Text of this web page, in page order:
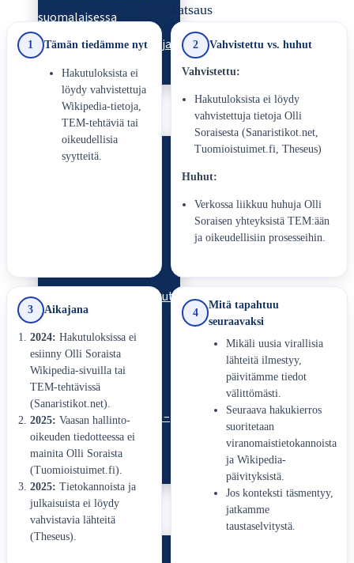
suomalaisessa
muotoilussa – Tekoäly ja
kestävyys
Mielipide
Onko Suomi unohtanut
kulttuurin arvon?
Vapaus ei tarkoita
välinpitämättömyyttä –
vastuullinen
yhteiskunta
Uutiset
Yleiskatsaus
1 Tämän tiedämme nyt
Hakutuloksista ei
löydy vahvistettuja
Wikipedia-tietoja,
TEM-tehtäviä tai
oikeudellisia
syytteitä.
2 Vahvistettu vs. huhut
Vahvistettu:
Hakutuloksista ei löydy
vahvistettuja tietoja Olli
Soraisesta (Sanaristikot.net,
Tuomioistuimet.fi, Theseus)
Huhut:
Verkossa liikkuu huhuja Olli
Soraisen yhteyksistä TEM:ään
ja oikeudellisiin prosesseihin.
3 Aikajana
2024: Hakutuloksissa ei
esiinny Olli Soraista
Wikipedia-sivuilla tai
TEM-tehtävissä
(Sanaristikot.net).
2025: Vaasan hallinto-
oikeuden tiedotteessa ei
mainita Olli Soraista
(Tuomioistuimet.fi).
2025: Tietokannoista ja
julkaisuista ei löydy
vahvistavia lähteitä
(Theseus).
4
Mitä tapahtuu
seuraavaksi
Mikäli uusia virallisia
lähteitä ilmestyy,
päivitämme tiedot
välittömästi.
Seuraava hakukierros
suoritetaan
viranomaistietokannoista
ja Wikipedia-
päivityksistä.
Jos konteksti täsmentyy,
jatkamme
taustaselvitystä.